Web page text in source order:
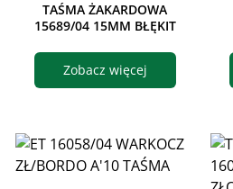
TAŚMA ŻAKARDOWA
15689/04 15MM BŁĘKIT
Zobacz więcej